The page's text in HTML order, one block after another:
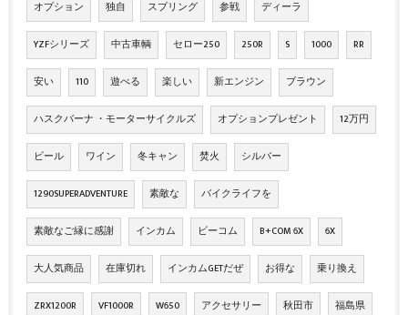
オプション 独自 スプリング 参戦 ディーラ
YZFシリーズ 中古車輌 セロー250 250R S 1000 RR
安い 110 遊べる 楽しい 新エンジン ブラウン
ハスクバーナ ・モーターサイクルズ オプションプレゼント 12万円
ビール ワイン 冬キャン 焚火 シルバー
1290SUPERADVENTURE 素敵な バイクライフを
素敵なご縁に感謝 インカム ビーコム B+COM 6X 6X
大人気商品 在庫切れ インカムGETだぜ お得な 乗り換え
ZRX1200R VF1000R W650 アクセサリー 秋田市 福島県